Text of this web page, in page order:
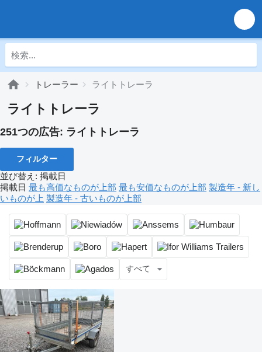
トレーラー ライトトレーラ
ライトトレーラ
251つの広告: ライトトレーラ
フィルター
並び替え : 掲載日
掲載日 最も高価なものが上部 最も安価なものが上部 製造年 - 新し
いものが上 製造年 - 古いものが上部
すべて